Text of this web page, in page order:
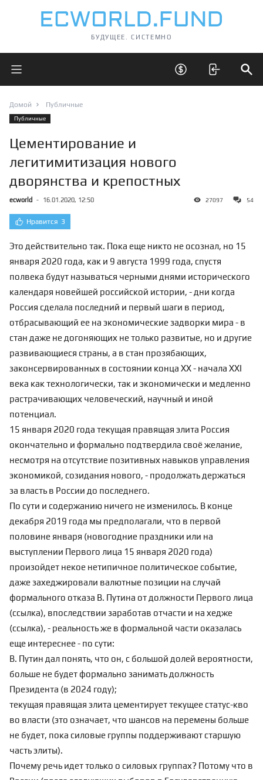
БУДУЩЕЕ. СИСТЕМНО
Открыть главное меню Открыть скрытые
Домой Публичные
Публичные
Цементирование и
легитимитизация нового
дворянства и крепостных
ecworld - 16.01.2020, 12:50 27097 54
Нравится 3
Это действительно так. Пока еще никто не осознал, но 15
января 2020 года, как и 9 августа 1999 года, спустя
полвека будут называться черными днями исторического
календаря новейшей российской истории, - дни когда
Россия сделала последний и первый шаги в период,
отбрасывающий ее на экономические задворки мира - в
стан даже не догоняющих не только развитые, но и другие
развивающиеся страны, а в стан прозябающих,
законсервированных в состоянии конца XX - начала XXI
века как технологически, так и экономически и медленно
растрачивающих человеческий, научный и иной
потенциал.
15 января 2020 года текущая правящая элита Россия
окончательно и формально подтвердила своё желание,
несмотря на отсутствие позитивных навыков управления
экономикой, созидания нового, - продолжать держаться
за власть в России до последнего.
По сути и содержанию ничего не изменилось. В конце
декабря 2019 года мы предполагали, что в первой
половине января (новогодние праздники или на
выступлении Первого лица 15 января 2020 года)
произойдет некое нетипичное политическое событие,
даже захеджировали валютные позиции на случай
формального отказа В. Путина от должности Первого лица
(ссылка), впоследствии заработав отчасти и на хедже
(ссылка), - реальность же в формальной части оказалась
еще интереснее - по сути:
В. Путин дал понять, что он, с большой долей вероятности,
больше не будет формально занимать должность
Президента (в 2024 году);
текущая правящая элита цементирует текущее статус-кво
во власти (это означает, что шансов на перемены больше
не будет, пока силовые группы поддерживают старшую
часть элиты).
Почему речь идет только о силовых группах? Потому что в